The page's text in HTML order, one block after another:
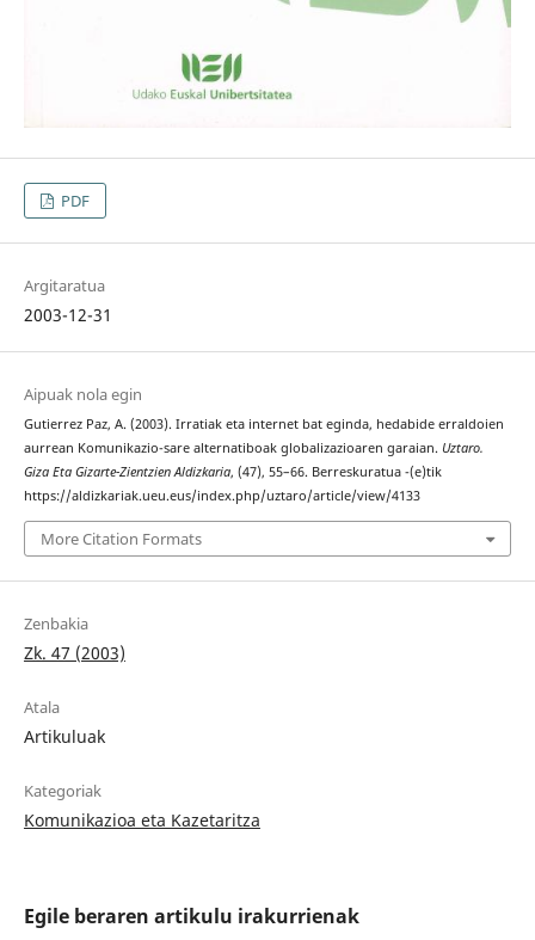
PDF
Argitaratua
2003-12-31
Aipuak nola egin
Gutierrez Paz, A. (2003). Irratiak eta internet bat eginda, hedabide erraldoien
aurrean Komunikazio-sare alternatiboak globalizazioaren garaian. Uztaro.
Giza Eta Gizarte-Zientzien Aldizkaria, (47), 55–66. Berreskuratua -(e)tik
https://aldizkariak.ueu.eus/index.php/uztaro/article/view/4133
More Citation Formats
Zenbakia
Zk. 47 (2003)
Atala
Artikuluak
Kategoriak
Komunikazioa eta Kazetaritza
Egile beraren artikulu irakurrienak